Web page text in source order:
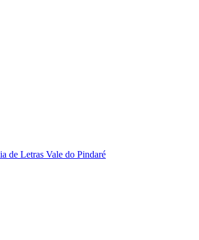
de Letras Vale do Pindaré